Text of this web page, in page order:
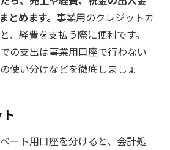
とめます。 事業用のクレジットカ
、経費を支払う際に便利です。
の支出は事業用口座で行わない
使い分けなどを徹底しましょ
ート用口座を分けると、会計処